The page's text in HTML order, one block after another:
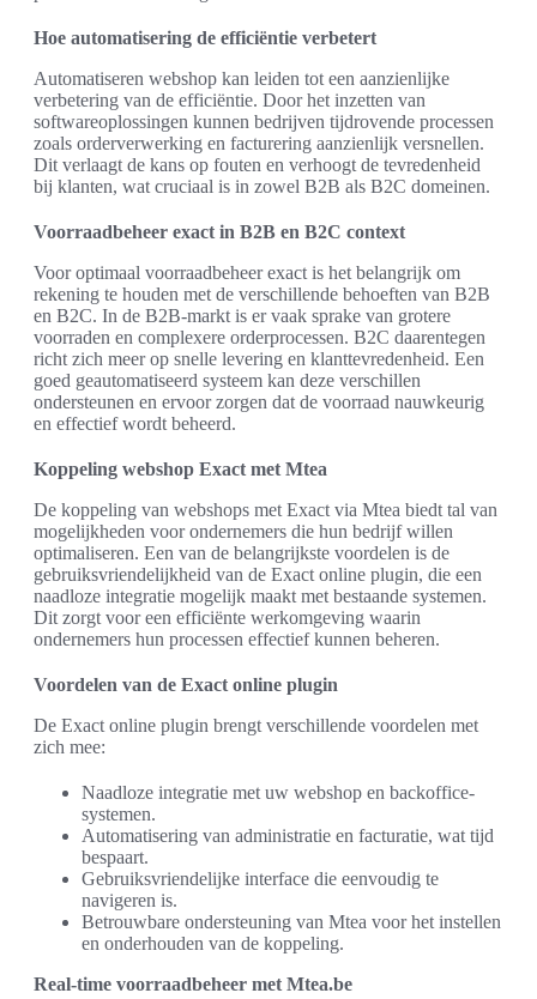
Hoe automatisering de efficiëntie verbetert
Automatiseren webshop kan leiden tot een aanzienlijke
verbetering van de efficiëntie. Door het inzetten van
softwareoplossingen kunnen bedrijven tijdrovende processen
zoals orderverwerking en facturering aanzienlijk versnellen.
Dit verlaagt de kans op fouten en verhoogt de tevredenheid
bij klanten, wat cruciaal is in zowel B2B als B2C domeinen.
Voorraadbeheer exact in B2B en B2C context
Voor optimaal voorraadbeheer exact is het belangrijk om
rekening te houden met de verschillende behoeften van B2B
en B2C. In de B2B-markt is er vaak sprake van grotere
voorraden en complexere orderprocessen. B2C daarentegen
richt zich meer op snelle levering en klanttevredenheid. Een
goed geautomatiseerd systeem kan deze verschillen
ondersteunen en ervoor zorgen dat de voorraad nauwkeurig
en effectief wordt beheerd.
Koppeling webshop Exact met Mtea
De koppeling van webshops met Exact via Mtea biedt tal van
mogelijkheden voor ondernemers die hun bedrijf willen
optimaliseren. Een van de belangrijkste voordelen is de
gebruiksvriendelijkheid van de Exact online plugin, die een
naadloze integratie mogelijk maakt met bestaande systemen.
Dit zorgt voor een efficiënte werkomgeving waarin
ondernemers hun processen effectief kunnen beheren.
Voordelen van de Exact online plugin
De Exact online plugin brengt verschillende voordelen met
zich mee:
Naadloze integratie met uw webshop en backoffice-
systemen.
Automatisering van administratie en facturatie, wat tijd
bespaart.
Gebruiksvriendelijke interface die eenvoudig te
navigeren is.
Betrouwbare ondersteuning van Mtea voor het instellen
en onderhouden van de koppeling.
Real-time voorraadbeheer met Mtea.be